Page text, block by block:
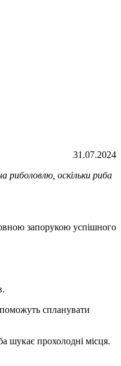
31.07.2024
риболовлю, оскільки риба
запорукою успішного
спланувати
шукає прохолодні місця.